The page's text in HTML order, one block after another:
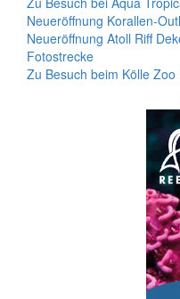
Neueröffnung Korallen-
Neueröffnung Atoll Riff
Fotostrecke
Zu Besuch beim Kölle Zoo